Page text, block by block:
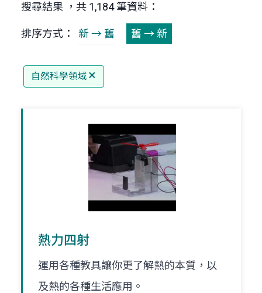
搜尋結果 ，共 1,184 筆資料：
排序方式： 新 → 舊 舊 → 新
自然科學領域
熱力四射
運用各種教具讓你更了解熱的本質，以
及熱的各種生活應用。